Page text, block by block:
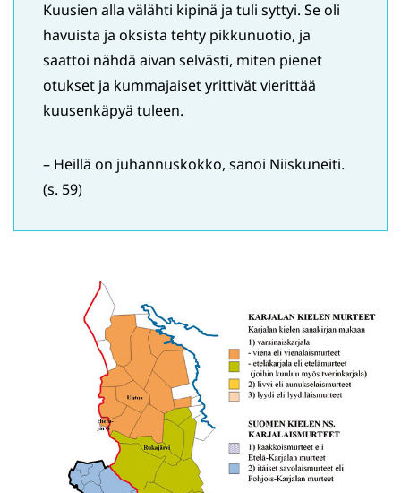
Kuusien alla välähti kipinä ja tuli syttyi. Se oli
havuista ja oksista tehty pikkunuotio, ja
saattoi nähdä aivan selvästi, miten pienet
otukset ja kummajaiset yrittivät vierittää
kuusenkäpyä tuleen.
– Heillä on juhannuskokko, sanoi Niiskuneiti.
(s. 59)